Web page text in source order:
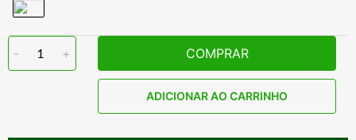
- 1 + COMPRAR
ADICIONAR AO CARRINHO